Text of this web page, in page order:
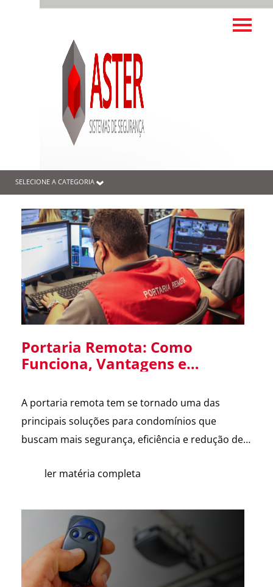
SELECIONE A CATEGORIA
Portaria Remota: Como
Funciona, Vantagens e
Condomínios
A portaria remota tem se tornado uma das
principais soluções para condomínios que
buscam mais segurança, eficiência e redução de
dificuldade na contratação de mão de obra, cada
avaliando essa alternativa. Para esclarecer as
principais dúvidas, reunimos cortes do nosso
Diretor […]
ler matéria completa